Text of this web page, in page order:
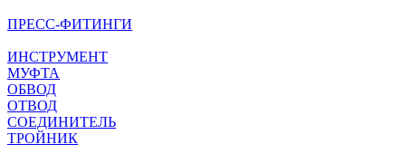
ПРЕСС-ФИТИНГИ
ИНСТРУМЕНТ
МУФТА
ОБВОД
ОТВОД
СОЕДИНИТЕЛЬ
ТРОЙНИК